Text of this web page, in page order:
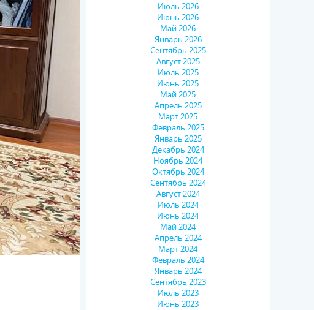
Июль 2026
Июнь 2026
Май 2026
Январь 2026
Сентябрь 2025
Август 2025
Июль 2025
Июнь 2025
Май 2025
Апрель 2025
Март 2025
Февраль 2025
Январь 2025
Декабрь 2024
Ноябрь 2024
Октябрь 2024
Сентябрь 2024
Август 2024
Июль 2024
Июнь 2024
Май 2024
Апрель 2024
Март 2024
Февраль 2024
Январь 2024
Сентябрь 2023
Июль 2023
Июнь 2023